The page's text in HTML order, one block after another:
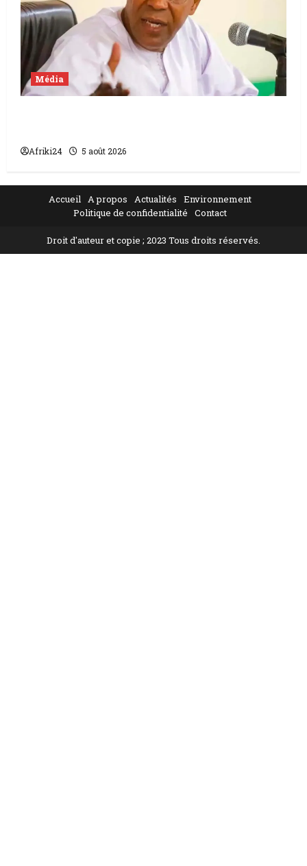
Média
Afriki24 5 août 2026
Accueil A propos Actualités
Environnement
Politique de confidentialité
Contact
Droit d'auteur et copie ; 2023 Tous droits réservés.